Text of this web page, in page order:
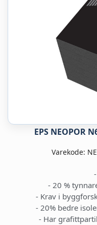
EPS NEOPOR
Varekode:
- 20 %
- Krav i
- 20% bedre
- Har